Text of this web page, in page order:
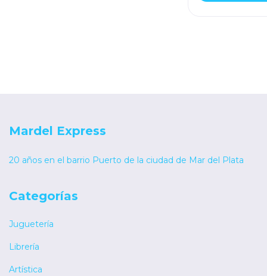
Mardel Express
20 años en el barrio Puerto de la ciudad de Mar del Plata
Categorías
Juguetería
Librería
Artística